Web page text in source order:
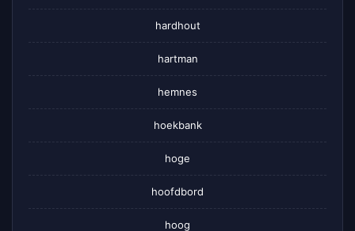
hardhout
hartman
hemnes
hoekbank
hoge
hoofdbord
hoog